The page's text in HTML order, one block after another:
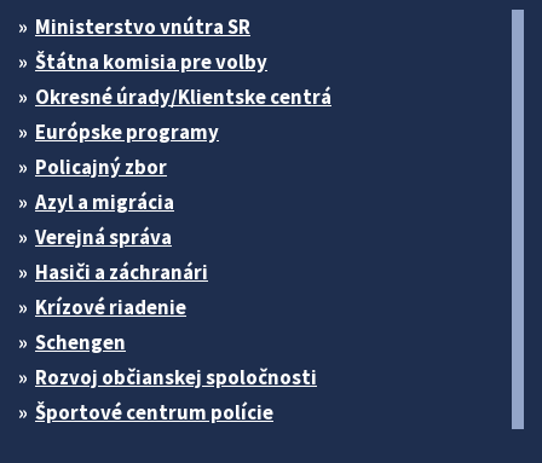
Ministerstvo vnútra SR
Štátna komisia pre volby
Okresné úrady/Klientske centrá
Európske programy
Policajný zbor
Azyl a migrácia
Verejná správa
Hasiči a záchranári
Krízové riadenie
Schengen
Rozvoj občianskej spoločnosti
Športové centrum polície